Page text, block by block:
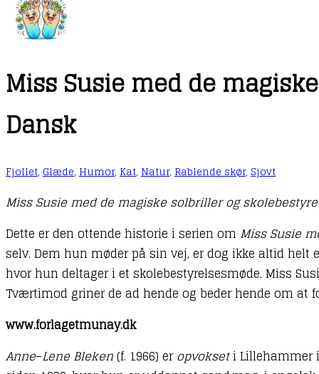
Miss Susie med de
Dansk
Fjollet, Glæde, Humor, Kat, Natur, Rablende skør, Sjovt
Miss Susie med de magiske solbriller og
Dette er den ottende historie i serien om Miss Susie
selv. Dem hun møder på sin vej, er dog ikke altid
hvor hun deltager i et skolebestyrelsesmøde. Miss
Tværtimod griner de ad hende og beder hende om at
www.forlagetmunay.dk
Anne–Lene Bleken(f. 1966) eropvokseti Lillehammer